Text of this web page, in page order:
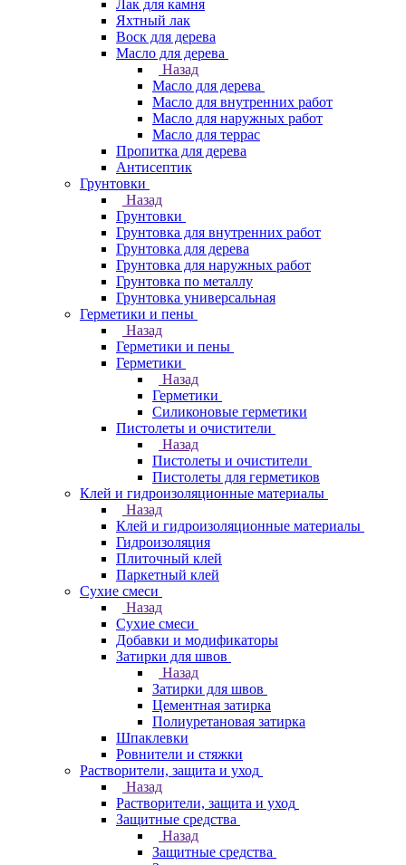
Лак для камня
Яхтный лак
Воск для дерева
Масло для дерева
Назад
Масло для дерева
Масло для внутренних работ
Масло для наружных работ
Масло для террас
Пропитка для дерева
Антисептик
Грунтовки
Назад
Грунтовки
Грунтовка для внутренних работ
Грунтовка для дерева
Грунтовка для наружных работ
Грунтовка по металлу
Грунтовка универсальная
Герметики и пены
Назад
Герметики и пены
Герметики
Назад
Герметики
Силиконовые герметики
Пистолеты и очистители
Назад
Пистолеты и очистители
Пистолеты для герметиков
Клей и гидроизоляционные материалы
Назад
Клей и гидроизоляционные материалы
Гидроизоляция
Плиточный клей
Паркетный клей
Сухие смеси
Назад
Сухие смеси
Добавки и модификаторы
Затирки для швов
Назад
Затирки для швов
Цементная затирка
Полиуретановая затирка
Шпаклевки
Ровнители и стяжки
Растворители, защита и уход
Назад
Растворители, защита и уход
Защитные средства
Назад
Защитные средства